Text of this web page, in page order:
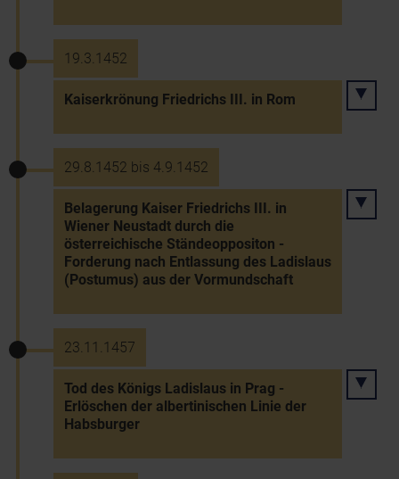
19.3.1452
Kaiserkrönung Friedrichs III. in Rom
29.8.1452 bis 4.9.1452
Belagerung Kaiser Friedrichs III. in
Wiener Neustadt durch die
österreichische Ständeoppositon -
Forderung nach Entlassung des Ladislaus
(Postumus) aus der Vormundschaft
23.11.1457
Tod des Königs Ladislaus in Prag -
Erlöschen der albertinischen Linie der
Habsburger